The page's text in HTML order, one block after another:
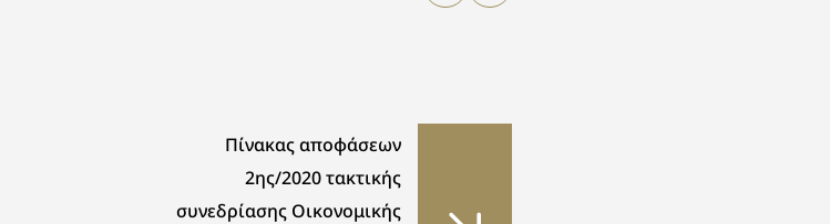
Πίνακας αποφάσεων
2ης/2020 τακτικής
συνεδρίασης Οικονομικής